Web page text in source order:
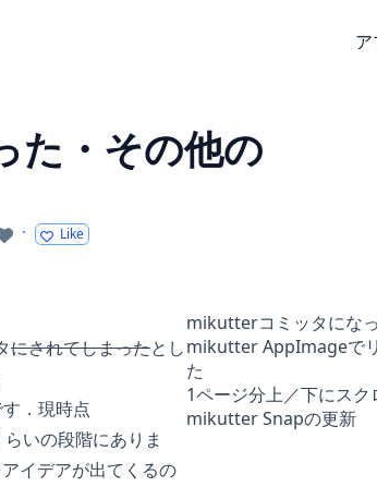
ア
・その他の
·
Like
mikutterコミッタにな
mikutter AppImageで
た
1ページ分上／下にス
mikutter Snapの更新
にされてしまったとし
．現時点
いの段階にありま
イデアが出てくるの